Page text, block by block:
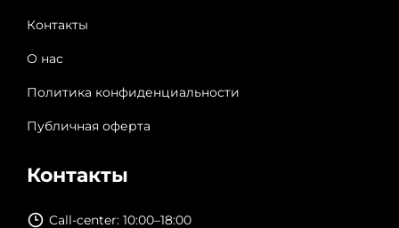
Контакты
О нас
Политика конфиденциальности
Публичная оферта
Контакты
Call-center: 10:00–18:00